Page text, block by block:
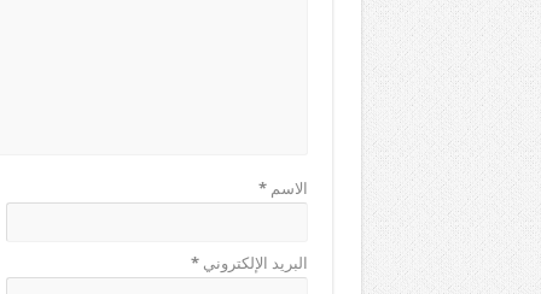
الاسم*
البريد الإلكتروني*